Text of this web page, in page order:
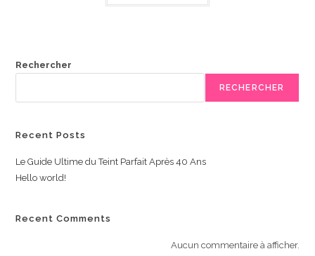
Rechercher
RECHERCHER
Recent Posts
Le Guide Ultime du Teint Parfait Après 40 Ans
Hello world!
Recent Comments
Aucun commentaire à afficher.